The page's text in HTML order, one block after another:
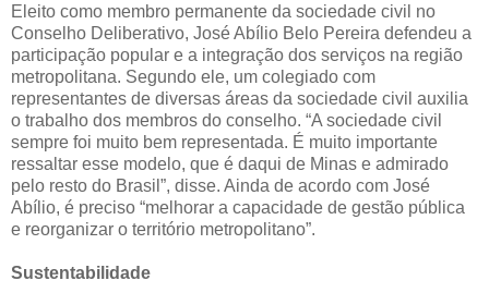
Eleito como membro permanente da sociedade civil no
Conselho Deliberativo, José Abílio Belo Pereira defendeu a
participação popular e a integração dos serviços na região
metropolitana. Segundo ele, um colegiado com
representantes de diversas áreas da sociedade civil auxilia
o trabalho dos membros do conselho. “A sociedade civil
sempre foi muito bem representada. É muito importante
ressaltar esse modelo, que é daqui de Minas e admirado
pelo resto do Brasil”, disse. Ainda de acordo com José
Abílio, é preciso “melhorar a capacidade de gestão pública
e reorganizar o território metropolitano”.
Sustentabilidade